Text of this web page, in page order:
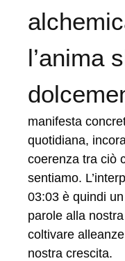
l’anima
manifesta
quotidiana,
coerenza tra ciò
sentiamo.
03:03 è quindi
parole alla
coltivare
nostra crescita.